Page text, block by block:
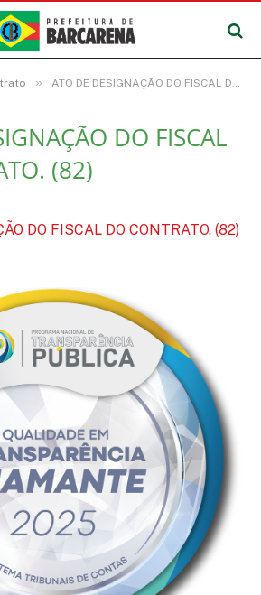
» ATO DE DESIGNAÇÃO DO FISCAL DO CONTRATO. (82)
DO FISCAL
(82)
DO FISCAL DO CONTRATO. (82)